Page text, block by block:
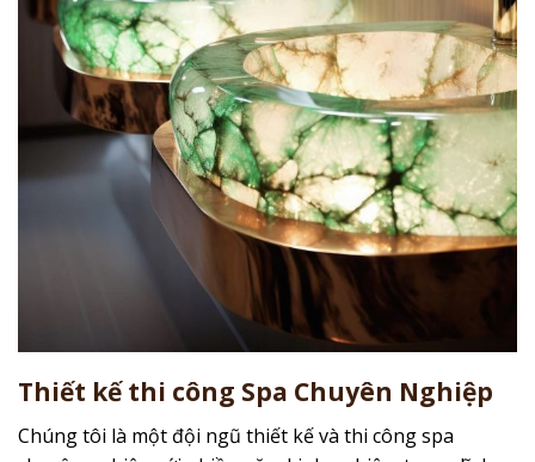
Thiết kế thi công Spa Chuyên Nghiệp
Chúng tôi là một đội ngũ thiết kế và thi công spa